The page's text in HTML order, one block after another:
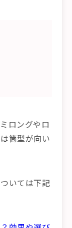
ロングやロ
筒型が向い
いては下記